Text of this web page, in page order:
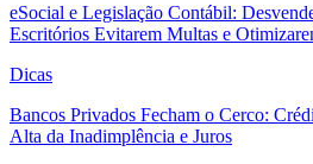
eSocial e Legislação Contábil:
Escritórios Evitarem Multas e
Dicas
Bancos Privados Fecham o Cerco:
Alta da Inadimplência e Juros